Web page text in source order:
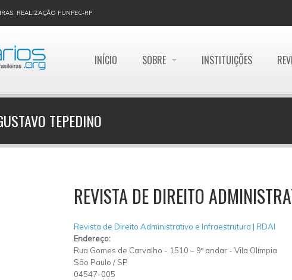
REALIZAÇÃO FUNPEC-RP
INÍCIO SOBRE INSTITUIÇÕES
TEPEDINO
REVISTA DE DIREITO
Revista de Direito Administrativo e Infraestrutura | RDAI
Endereço:
Rua Gomes de Carvalho - 1510 – 9º andar- Vila Olímpia
São Paulo / SP
04547-005